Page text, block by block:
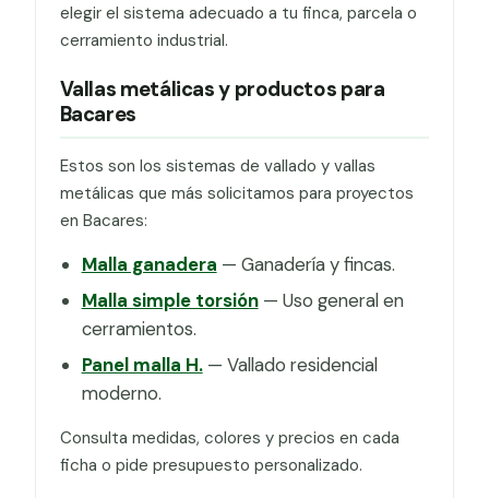
elegir el sistema adecuado a tu finca, parcela o
cerramiento industrial.
Vallas metálicas y productos para
Bacares
Estos son los sistemas de vallado y vallas
metálicas que más solicitamos para proyectos
en Bacares:
Malla ganadera — Ganadería y fincas.
Malla simple torsión— Uso general en
cerramientos.
Panel malla H.— Vallado residencial
moderno.
Consulta medidas, colores y precios en cada
ficha o pide presupuesto personalizado.